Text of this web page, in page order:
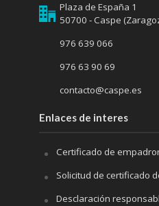
Plaza de España 1
50700 - Caspe
976 639 066
976 63 90 69
contacto@caspe.es
Enlaces de interes
Certificado de
Solicitud de certificado
Desclaración